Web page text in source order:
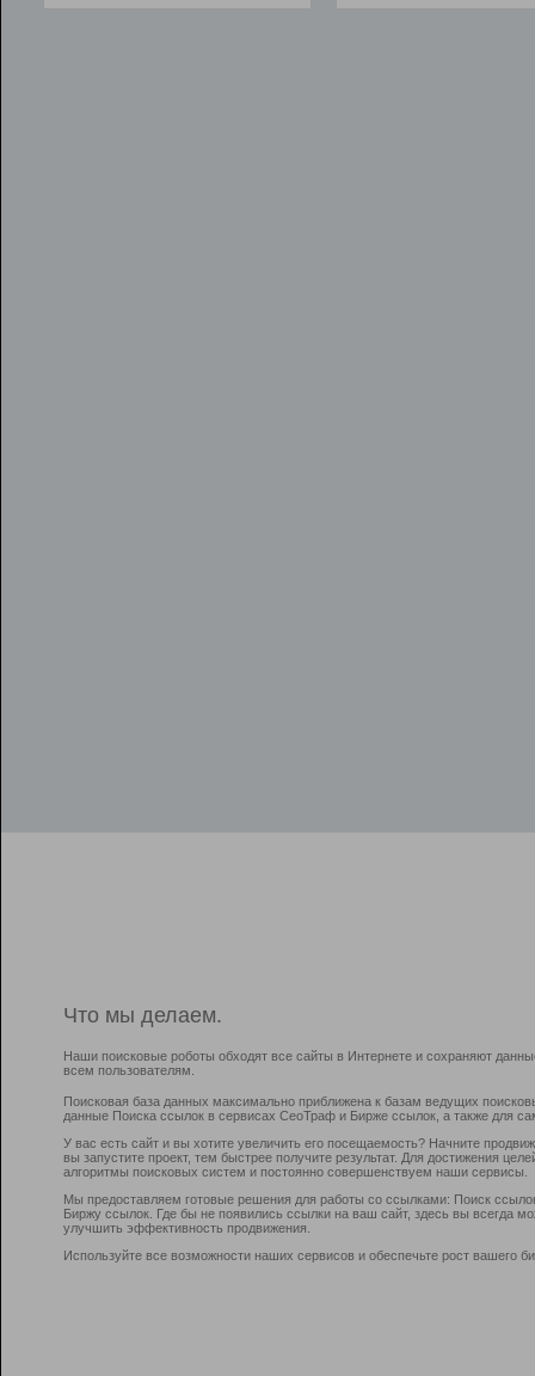
Что мы делаем.
Наши поисковые роботы обходят все сайты в Интернете и сохраняют
всем пользователям.
Поисковая база данных максимально приближена к базам ведущих
данные Поиска ссылок в сервисах СеоТраф и Бирже ссылок, а также для
У вас есть сайт и вы хотите увеличить его посещаемость? Начните
вы запустите проект, тем быстрее получите результат. Для достижения
алгоритмы поисковых систем и постоянно совершенствуем наши сервисы.
Мы предоставляем готовые решения для работы со ссылками: Поиск
Биржу ссылок. Где бы не появились ссылки на ваш сайт, здесь вы всегда
улучшить эффективность продвижения.
Используйте все возможности наших сервисов и обеспечьте рост вашего